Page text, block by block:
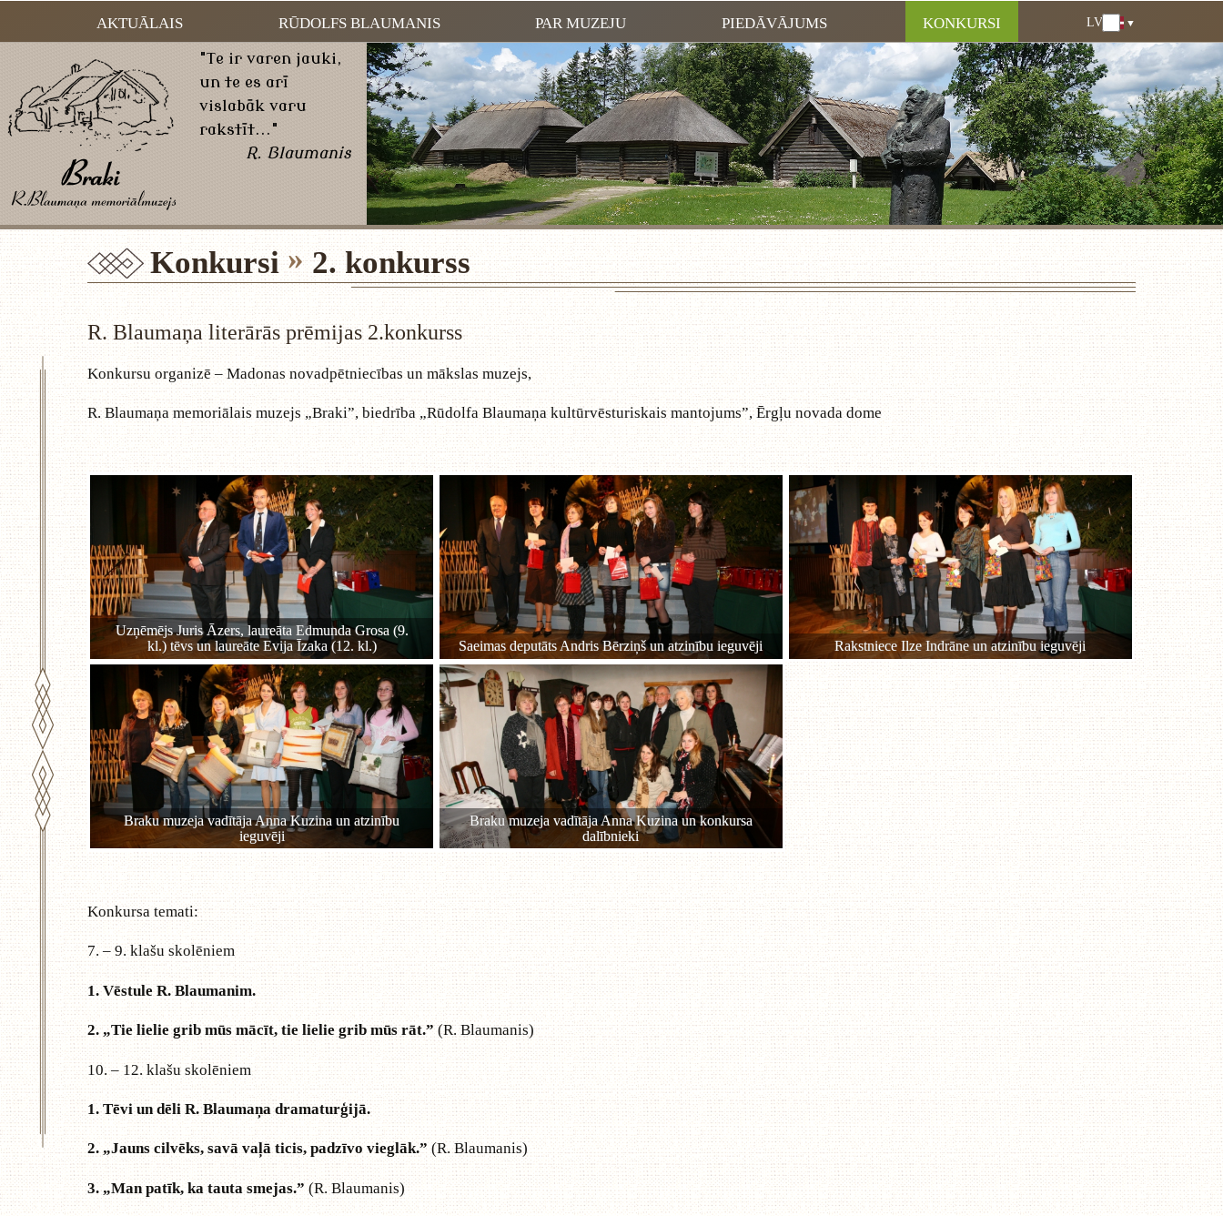
AKTUĀLAIS RŪDOLFS BLAUMANIS PAR MUZEJU PIEDĀVĀJUMS KONKURSI
LV
LV
EN
DE
RU
LT
EE
FI
"Te ir varen jauki,
un te es arī
vislabāk varu
rakstīt..."
R. Blaumanis
Konkursi 2. konkurss
R. Blaumaņa literārās prēmijas 2.konkurss
Konkursu organizē – Madonas novadpētniecības un mākslas muzejs,
R. Blaumaņa memoriālais muzejs „Braki”, biedrība „Rūdolfa Blaumaņa kultūrvēsturiskais mantojums”, Ērgļu novada dome
Konkursa temati:
7. – 9. klašu skolēniem
1. Vēstule R. Blaumanim.
2. „Tie lielie grib mūs mācīt, tie lielie grib mūs rāt.”(R. Blaumanis)
10. – 12. klašu skolēniem
1. Tēvi un dēli R. Blaumaņa dramaturģijā.
2. „Jauns cilvēks, savā vaļā ticis, padzīvo vieglāk.”(R. Blaumanis)
3. „Man patīk, ka tauta smejas.”(R. Blaumanis)